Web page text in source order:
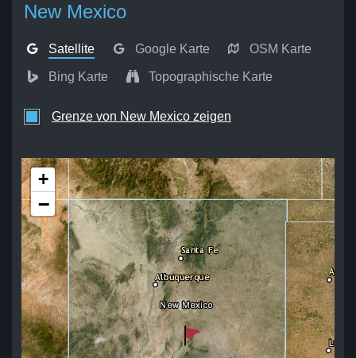
New Mexico
Satellite Google Karte OSM Karte
Bing Karte Topographische Karte
Grenze von New Mexico zeigen
+
−